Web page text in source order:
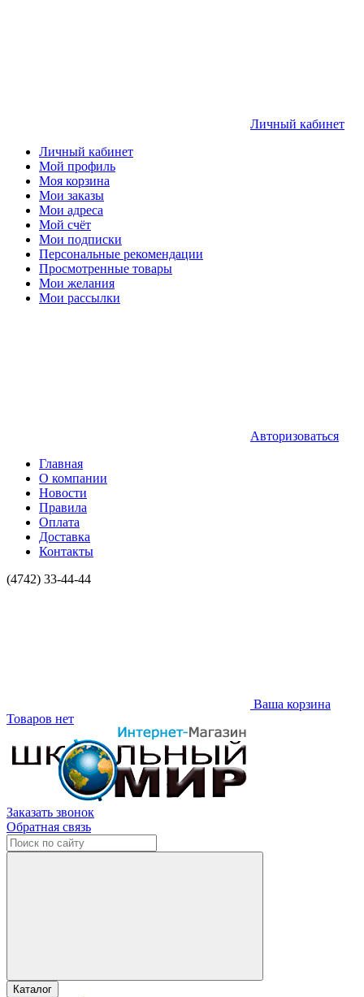
Личный кабинет
Личный кабинет
Мой профиль
Моя корзина
Мои заказы
Мои адреса
Мой счёт
Мои подписки
Персональные рекомендации
Просмотренные товары
Мои желания
Мои рассылки
Авторизоваться
Главная
О компании
Новости
Правила
Оплата
Доставка
Контакты
(4742) 33-44-44
Ваша корзина
Товаров нет
Заказать звонок
Обратная связь
Каталог